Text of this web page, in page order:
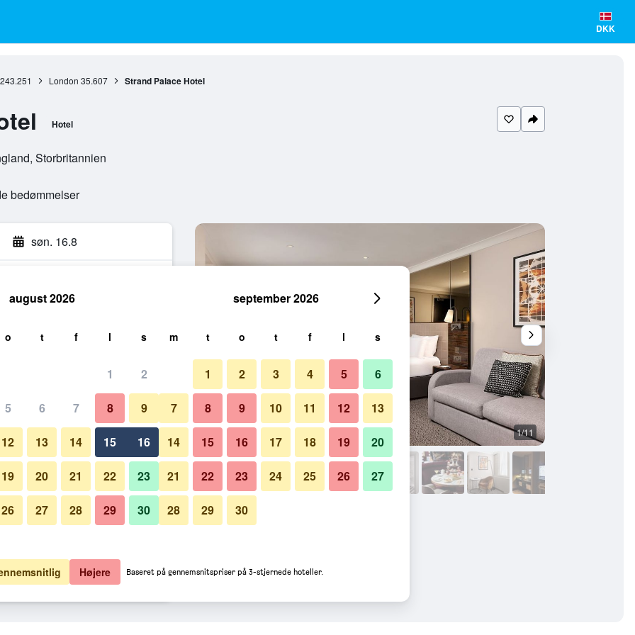
DKK
243.251 London 35.607 Strand Palace Hotel
Hotel
Storbritannien
bedømmelser
søn. 16.8
pr. nat
kr. Se tilbud
kr. Se tilbud
Soveværelse 1/11
Billeder af Strand Palace Hotel
august 2026
o t f l s
1 2
5 6 7 8 9
12 13 14 15 16
19 20 21 22 23
26 27 28 29 30
september 2026
m t o t f l s
1 2 3 4 5 6
7 8 9 10 11 12 13
14 15 16 17 18 19 20
21 22 23 24 25 26 27
28 29 30
Højere Baseret på gennemsnitspriser på 3-stjernede hoteller.